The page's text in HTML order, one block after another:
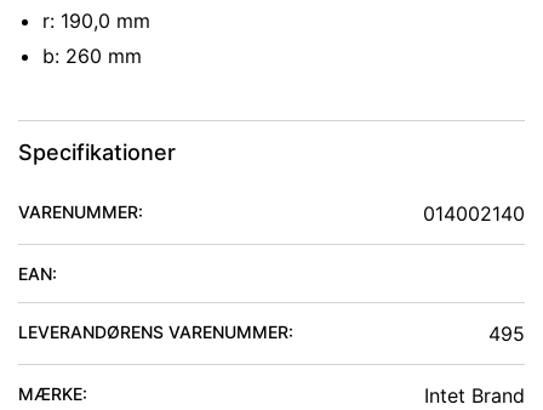
r: 190,0 mm
b: 260 mm
Specifikationer
VARENUMMER: 014002140
EAN:
LEVERANDØRENS VARENUMMER: 495
MÆRKE: Intet Brand